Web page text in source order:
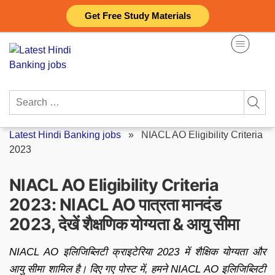
Get Free Study Materials
content
Search
Latest Hindi Banking jobs » NIACL AO Eligibility Criteria
2023
NIACL AO Eligibility Criteria
2023: NIACL AO पात्रता मानदंड
2023, देखें शैक्षणिक योग्यता & आयु सीमा
NIACL AO इलिजिब्लिटी क्राइटेरिया 2023 में शैक्षिक योग्यता और
आयु सीमा शामिल है। दिए गए पोस्ट में, हमने NIACL AO इलिजिब्लिटी